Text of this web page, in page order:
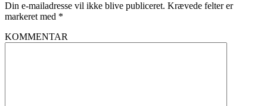
Din e-mailadresse vil ikke blive publiceret. Krævede felter er
markeret med *
KOMMENTAR